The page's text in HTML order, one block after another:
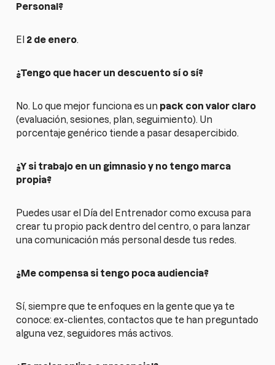
Personal?
El 2 de enero.
¿Tengo que hacer un descuento sí o sí?
No. Lo que mejor funciona es un pack con valor claro
(evaluación, sesiones, plan, seguimiento). Un
porcentaje genérico tiende a pasar desapercibido.
¿Y si trabajo en un gimnasio y no tengo marca
propia?
Puedes usar el Día del Entrenador como excusa para
crear tu propio pack dentro del centro, o para lanzar
una comunicación más personal desde tus redes.
¿Me compensa si tengo poca audiencia?
Sí, siempre que te enfoques en la gente que ya te
conoce: ex-clientes, contactos que te han preguntado
alguna vez, seguidores más activos.